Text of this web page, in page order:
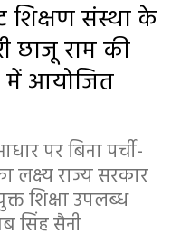
शिक्षण संस्था के
छाजू राम की
में आयोजित
पर बिना पर्ची-
लक्ष्य राज्य सरकार
शिक्षा उपलब्ध
सिंह सैनी